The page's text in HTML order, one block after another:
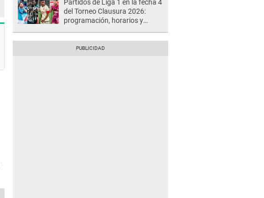
Partidos de Liga 1 en la fecha 4
del Torneo Clausura 2026:
programación, horarios y